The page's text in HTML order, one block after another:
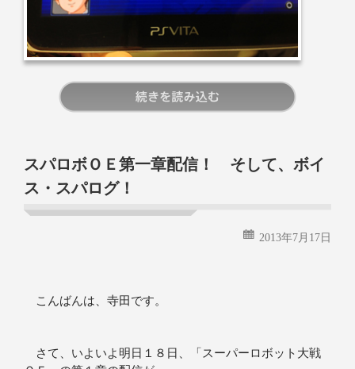
スパロボＯＥ第一章配信！ そして、ボイ
ス・スパログ！
2013年7月17日
こんばんは、寺田です。
さて、いよいよ明日１８日、「スーパーロボット大戦